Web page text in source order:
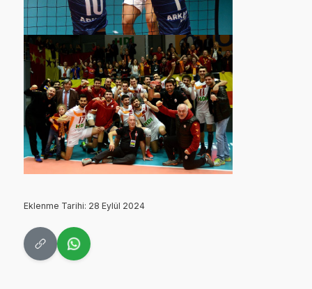
Eklenme Tarihi: 28 Eylül 2024